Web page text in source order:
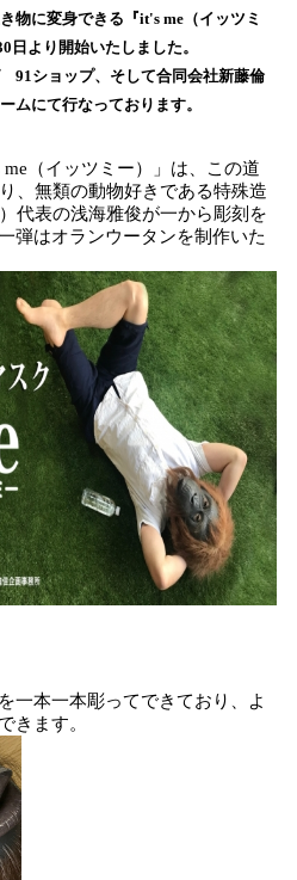
物に変身できる『it's me（イッツミ
日より開始いたしました。
91ショップ、そして合同会社新藤倫
ムにて行なっております。
（イッツミー）」は、この道
、無類の動物好きである特殊造
代表の浅海雅俊が一から彫刻を
弾はオランウータンを制作いた
一本一本彫ってできており、よ
きます。